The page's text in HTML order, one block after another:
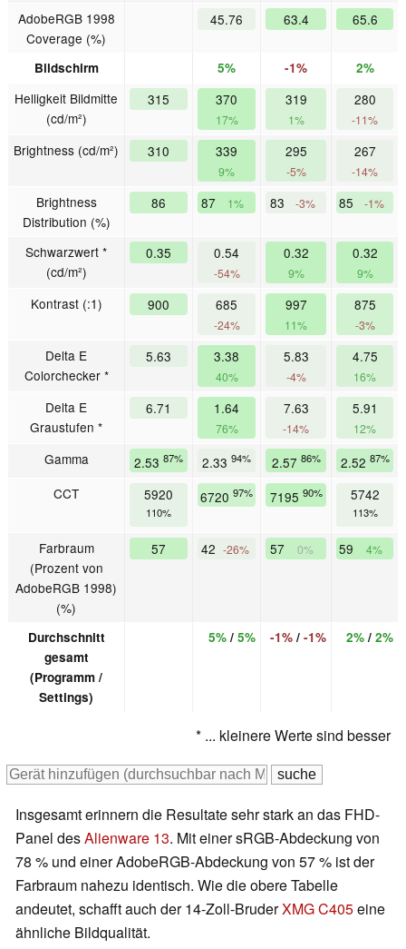
AdobeRGB 1998
Coverage (%)
45.76 63.4 65.6
Bildschirm 5% -1% 2%
Helligkeit Bildmitte
(cd/m²)
315 370
17%
319
1%
280
-11%
Brightness (cd/m²) 310 339
9%
295
-5%
267
-14%
Brightness
Distribution (%)
86 87 1% 83 -3% 85 -1%
Schwarzwert *
(cd/m²)
0.35 0.54
-54%
0.32
9%
0.32
9%
Kontrast (:1) 900 685
-24%
997
11%
875
-3%
Delta E
Colorchecker *
5.63 3.38
40%
5.83
-4%
4.75
16%
Delta E
Graustufen *
6.71 1.64
76%
7.63
-14%
5.91
12%
Gamma 2.53 87% 2.33 94% 2.57 86% 2.52 87%
CCT 5920
110%
6720 97% 7195 90% 5742
113%
Farbraum
(Prozent von
AdobeRGB 1998)
(%)
57 42 -26% 57 0% 59 4%
Durchschnitt
gesamt
(Programm /
Settings)
5%/ 5% -1%/ -1% 2%/ 2%
* ... kleinere Werte sind besser
Insgesamt erinnern die Resultate sehr stark an das FHD-
Panel desAlienware 13. Mit einer sRGB-Abdeckung von
78 % und einer AdobeRGB-Abdeckung von 57 % ist der
Farbraum nahezu identisch. Wie die obere Tabelle
andeutet, schafft auch der 14-Zoll-BruderXMG C405eine
ähnliche Bildqualität.